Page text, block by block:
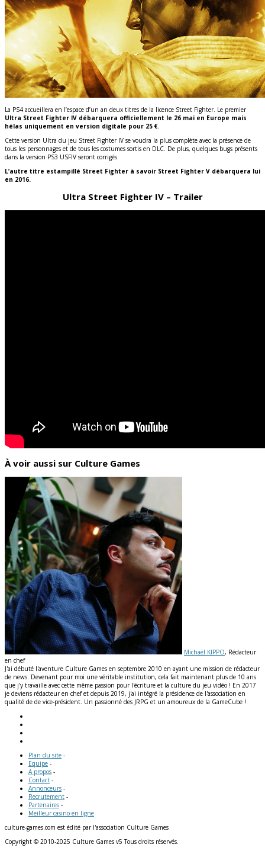
La PS4 accueillera en l’espace d’un an deux titres de la licence Street Fighter. Le premier
Ultra Street Fighter IV débarquera officiellement le 26 mai en Europe mais
hélas uniquement en version digitale pour 25 €.
Cette version Ultra du jeu Street Fighter IV se voudra la plus complète avec la présence de
tous les personnages et de tous les costumes sortis en DLC. De plus, quelques bugs présents
dans la version PS3 USFIV seront corrigés.
L’autre titre estampillé Street Fighter à savoir Street Fighter V débarquera lui
en 2016.
Ultra Street Fighter IV – Trailer
À voir aussi sur Culture Games
Michaël KIPPO, Rédacteur
en chef
J'ai débuté l'aventure Culture Games en septembre 2010 en ayant une mission de rédacteur
de news. Devenant pour moi une véritable institution, cela fait maintenant plus de 10 ans
que j'y travaille avec cette même passion pour l'écriture et la culture du jeu vidéo ! En 2017
je deviens rédacteur en chef et depuis 2019, j'ai intégré la présidence de l'association en
qualité de de vice-président. Un passionné des JRPG et un amoureux de la GameCube !
Plan du site -
Equipe -
A propos -
Contact -
Annonceurs -
Recrutement -
Partenaires -
Meilleur casino en ligne
culture-games.com est édité par l'association Culture Games
Copyright © 2010-2025 Culture Games v5 Tous droits réservés.